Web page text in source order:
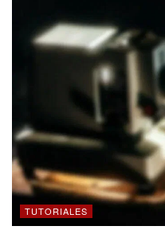
TUTORIALES